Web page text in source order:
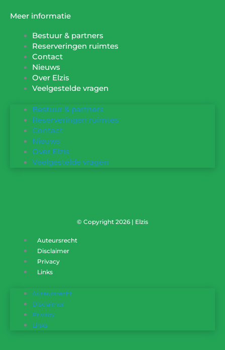
Meer informatie
Bestuur & partners
Reserveringen ruimtes
Contact
Nieuws
Over Elzis
Veelgestelde vragen
Bestuur & partners
Reserveringen ruimtes
Contact
Nieuws
Over Elzis
Veelgestelde vragen
© Copyright 2026 | Elzis
Auteursrecht
Disclaimer
Privacy
Links
Auteursrecht
Disclaimer
Privacy
Links